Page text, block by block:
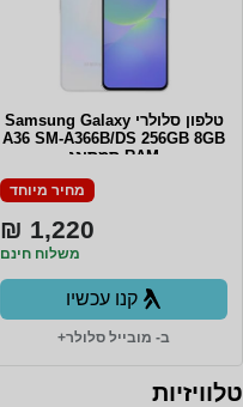
טלפון סלולרי Samsung Galaxy
A36 SM-A366B/DS 256GB 8GB
RAM סמסונג
מחיר מיוחד
1,220 ₪
משלוח חינם
קנו עכשיו
ב- מובייל סלולר+
טלוויזיות